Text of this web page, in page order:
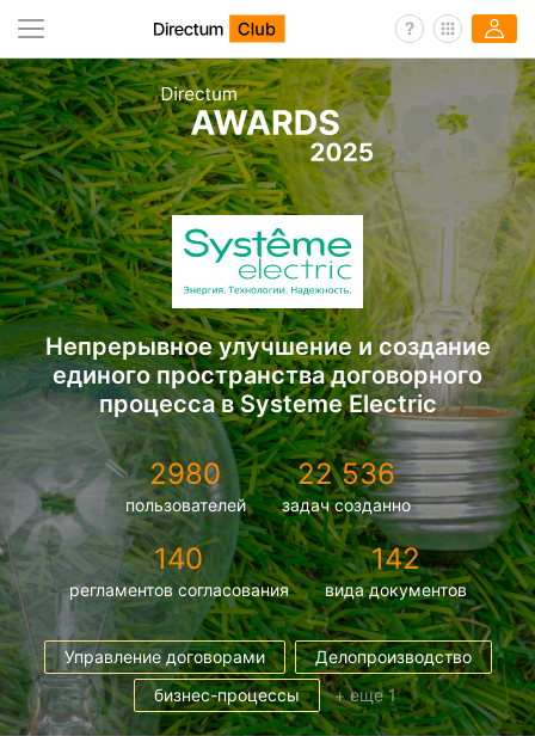
Непрерывное улучшение и создание
единого пространства договорного
процесса в Systeme Electric
2980
пользователей
22 536
задач созданно
140
регламентов согласования
142
вида документов
Управление договорами
Делопроизводство
бизнес-процессы
+ еще 1